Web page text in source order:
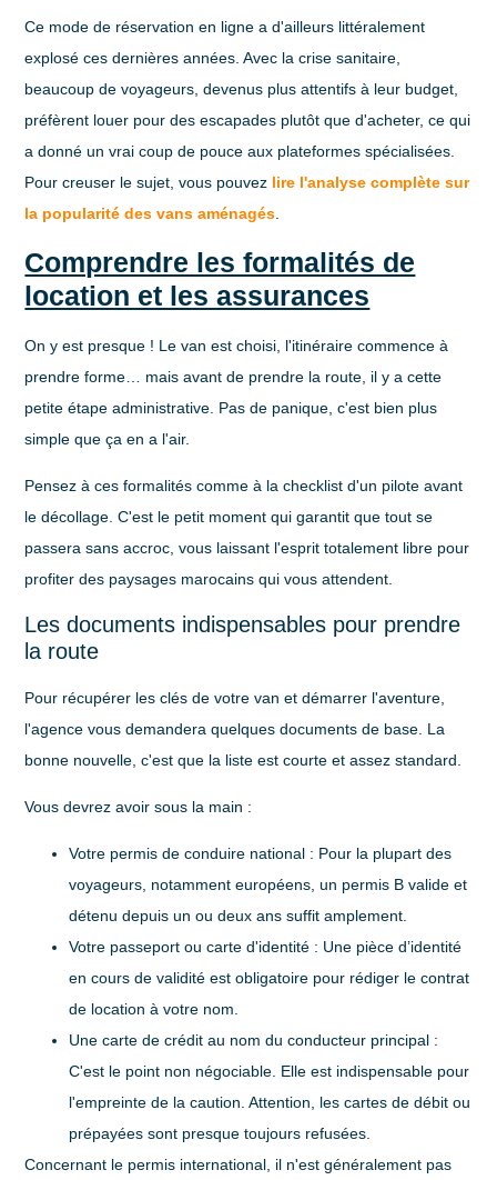
Ce mode de réservation en ligne a d'ailleurs littéralement
explosé ces dernières années. Avec la crise sanitaire,
beaucoup de voyageurs, devenus plus attentifs à leur budget,
préfèrent louer pour des escapades plutôt que d'acheter, ce qui
a donné un vrai coup de pouce aux plateformes spécialisées.
Pour creuser le sujet, vous pouvez lire l'analyse complète sur
la popularité des vans aménagés.
Comprendre les formalités de
location et les assurances
On y est presque ! Le van est choisi, l'itinéraire commence à
prendre forme… mais avant de prendre la route, il y a cette
petite étape administrative. Pas de panique, c'est bien plus
simple que ça en a l'air.
Pensez à ces formalités comme à la checklist d'un pilote avant
le décollage. C'est le petit moment qui garantit que tout se
passera sans accroc, vous laissant l'esprit totalement libre pour
profiter des paysages marocains qui vous attendent.
Les documents indispensables pour prendre
la route
Pour récupérer les clés de votre van et démarrer l'aventure,
l'agence vous demandera quelques documents de base. La
bonne nouvelle, c'est que la liste est courte et assez standard.
Vous devrez avoir sous la main :
Votre permis de conduire national : Pour la plupart des
voyageurs, notamment européens, un permis B valide et
détenu depuisun ou deux ans suffit amplement.
Votre passeport ou carte d'identité : Une pièce d’identité
en cours de validité est obligatoire pour rédiger le contrat
de location à votre nom.
Une carte de crédit au nom du conducteur principal :
C'est le point non négociable. Elle est indispensable pour
l'empreinte de la caution. Attention, les cartes de débit ou
prépayées sont presque toujours refusées.
Concernant le permis international, il n'est généralement pas